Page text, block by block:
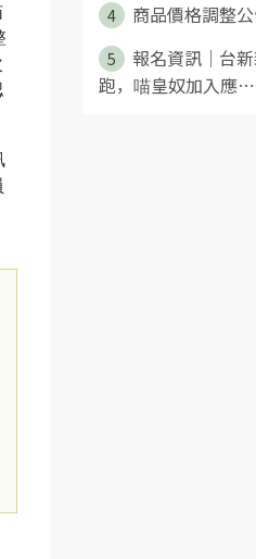
4 商品價格調整
5
報名資訊｜台
跑，喵皇奴加入應⋯